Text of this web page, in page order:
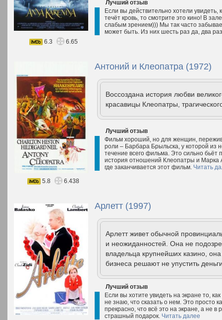
Лучший отзыв
Если вы действительно хотели увидеть,
течёт кровь, то смотрите это кино! В
слабым зрением))) Мы так часто
может быть. Из них шесть раз да, два
6.3
6.65
Антоний и Клеопатра (1972)
Воссоздана история любви
красавицы Клеопатры,
Лучший отзыв
Фильм хороший, но для женщин,
роли – Барбара Брыльска, у которой из
течение всего фильма. Это сильно
история отношений Клеопатры и
где заканчивается этот фильм. Читать
5.8
6.438
Арлетт (1997)
Арлетт живет обычной
и неожиданностей. Она не
владельца крупнейших казино,
бизнеса решают не упустить
Лучший отзыв
Если вы хотите увидеть на экране то,
не знаю, что сказать о нем. Это просто
прекрасно, что всё это на экране, а не
страшный подарок. Читать далее